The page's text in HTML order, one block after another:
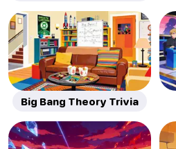
Big Bang Theory Trivia